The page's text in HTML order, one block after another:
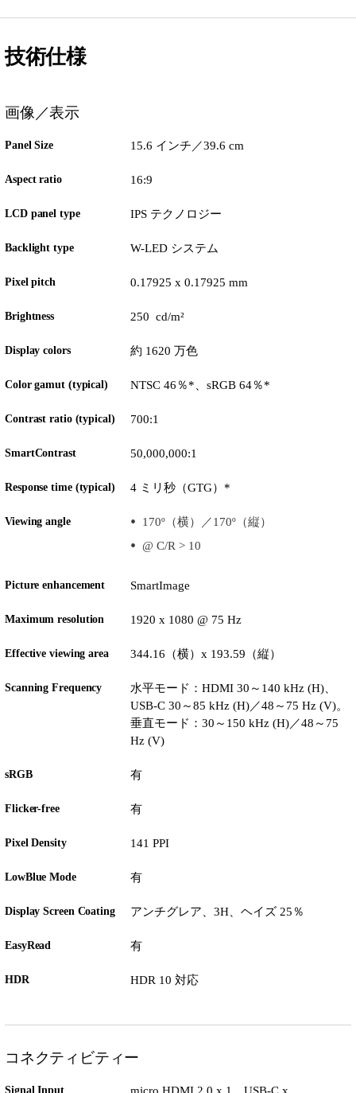
技術仕様
画像／表示
Panel Size 15.6 インチ／39.6 cm
Aspect ratio 16:9
LCD panel type IPS テクノロジー
Backlight type W-LED システム
Pixel pitch 0.17925 x 0.17925 mm
Brightness 250 cd/m²
Display colors 約 1620 万色
Color gamut (typical) NTSC 46％*、sRGB 64％*
Contrast ratio (typical) 700:1
SmartContrast 50,000,000:1
Response time (typical) 4 ミリ秒（GTG）*
Viewing angle
170º（横）／170º（縦）
@ C/R > 10
Picture enhancement SmartImage
Maximum resolution 1920 x 1080 @ 75 Hz
Effective viewing area 344.16（横）x 193.59（縦）
Scanning Frequency
水平モード：HDMI 30～140 kHz (H)、
USB-C 30～85 kHz (H)／48～75 Hz (V)。
垂直モード：30～150 kHz (H)／48～75
Hz (V)
sRGB 有
Flicker-free 有
Pixel Density 141 PPI
LowBlue Mode 有
Display Screen Coating アンチグレア、3H、ヘイズ 25％
EasyRead 有
HDR HDR 10 対応
コネクティビティー
Signal Input